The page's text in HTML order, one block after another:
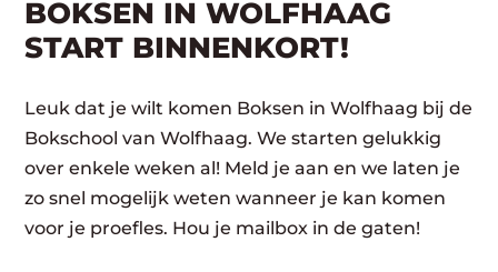
BOKSEN IN WOLFHAAG
START BINNENKORT!
Leuk dat je wilt komen Boksen in Wolfhaag bij de
Bokschool van Wolfhaag. We starten gelukkig
over enkele weken al! Meld je aan en we laten je
zo snel mogelijk weten wanneer je kan komen
voor je proefles. Hou je mailbox in de gaten!